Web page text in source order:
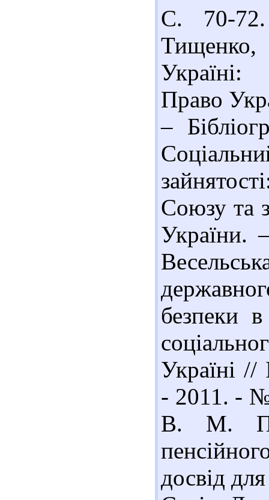
С. 70-
Україні:
Право
–
Союзу та
безпеки
Україні //
- 2011. -
В. М.
досвід